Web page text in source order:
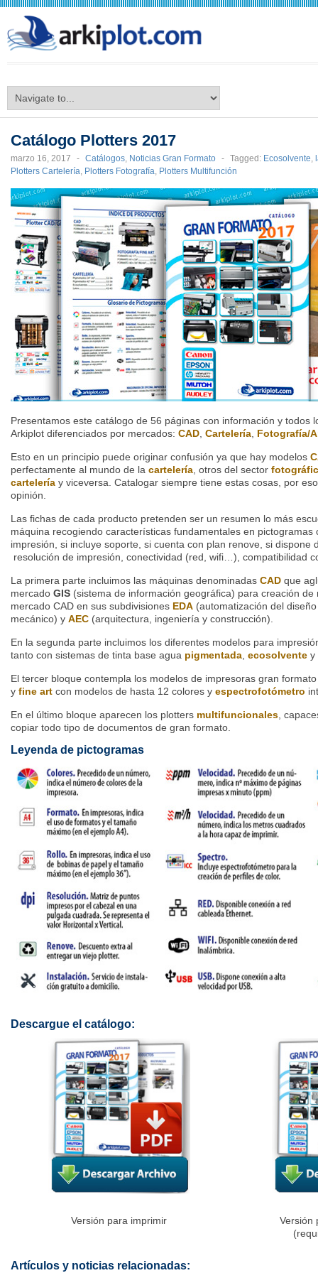
Catálogo Plotters 2017
marzo 16, 2017 - Catálogos, Noticias Gran Formato - Tagged: Ecosolvente,
Plotters Cartelería, Plotters Fotografía, Plotters Multifunción
Presentamos este catálogo de 56 páginas con información y todos
Arkiplot diferenciados por mercados: CAD Cartelería Fotografía/
Esto en un principio puede originar confusión ya que hay modelos
perfectamente al mundo de la cartelería , otros del sector
cartelería y viceversa. Catalogar siempre tiene estas cosas, por
opinión.
Las fichas de cada producto pretenden ser un resumen lo más
máquina recogiendo características fundamentales en pictogramas
impresión, si incluye soporte, si cuenta con plan renove, si dispone
resolución de impresión, conectividad (red, wifi…), compatibilidad
La primera parte incluimos las máquinas denominadas CAD que
mercado GIS (sistema de información geográfica) para creación
mercado CAD en sus subdivisiones EDA (automatización del
mecánico) y AEC (arquitectura, ingeniería y construcción).
En la segunda parte incluimos los diferentes modelos para
tanto con sistemas de tinta base agua pigmentada ecosolvente y
El tercer bloque contempla los modelos de impresoras gran
y fine art con modelos de hasta 12 colores y espectrofotómetro
En el último bloque aparecen los plotters multifuncionales ,
copiar todo tipo de documentos de gran formato.
Leyenda de pictogramas
Descargue el catálogo:
Versión para imprimir
Versión
Artículos y noticias relacionadas: